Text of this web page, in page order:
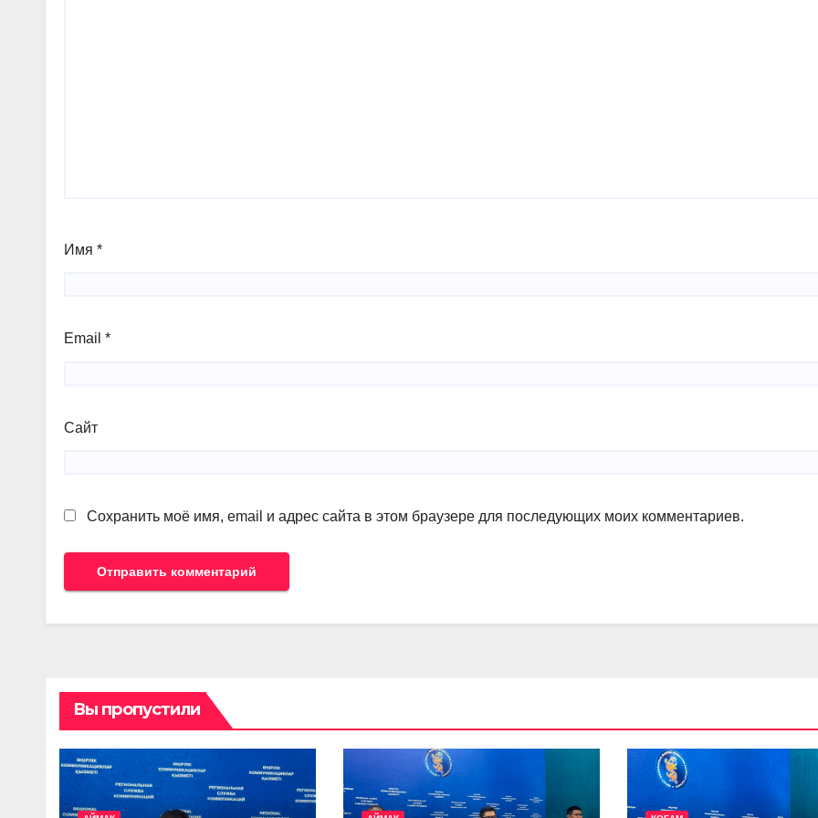
Имя *
Email *
Сайт
Сохранить моё имя, email и адрес сайта в этом браузере для последующих моих комментариев.
Вы пропустили